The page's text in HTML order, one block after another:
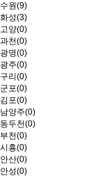
수원(9)
화성(3)
고양(0)
과천(0)
광명(0)
광주(0)
구리(0)
군포(0)
김포(0)
남양주(0)
동두천(0)
부천(0)
시흥(0)
안산(0)
안성(0)